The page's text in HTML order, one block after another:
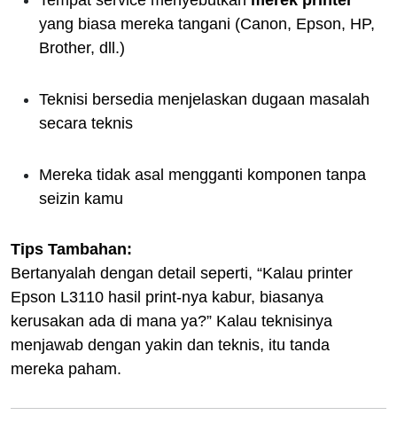
yang biasa mereka tangani (Canon, Epson, HP,
Brother, dll.)
Teknisi bersedia menjelaskan dugaan masalah
secara teknis
Mereka tidak asal mengganti komponen tanpa
seizin kamu
Tips Tambahan:
Bertanyalah dengan detail seperti, “Kalau printer
Epson L3110 hasil print-nya kabur, biasanya
kerusakan ada di mana ya?” Kalau teknisinya
menjawab dengan yakin dan teknis, itu tanda
mereka paham.